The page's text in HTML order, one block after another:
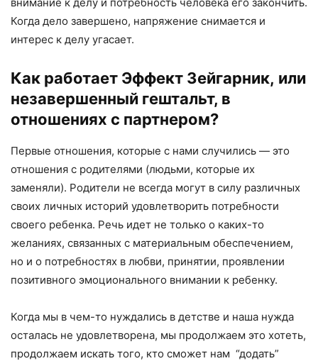
Когда дело завершено, напряжение снимается и
интерес к делу угасает.
Как работает Эффект Зейгарник, или
незавершенный гештальт, в
отношениях с партнером?
Первые отношения, которые с нами случились — это
отношения с родителями (людьми, которые их
заменяли). Родители не всегда могут в силу различных
своих личных историй удовлетворить потребности
своего ребенка. Речь идет не только о каких-то
желаниях, связанных с материальным обеспечением,
но и о потребностях в любви, принятии, проявлении
позитивного эмоционального внимании к ребенку.
Когда мы в чем-то нуждались в детстве и наша нужда
осталась не удовлетворена, мы продолжаем это хотеть,
продолжаем искать того, кто сможет нам “додать”